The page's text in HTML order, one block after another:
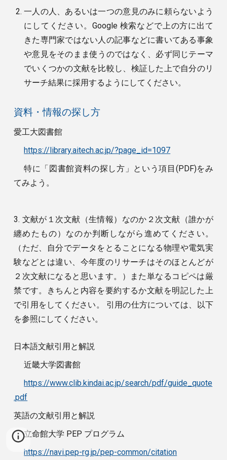
一人の人、あるいは一つの意見のみに頼らないよう
にしてください。Google 検索などで上の方に出て
きた専門家ではない人の記事などに書いてある事象
や意見をそのまま使うのではなく、必ず同じテーマ
でいくつかの文献を比較し、検証した上で自分のリ
サーチ結果に採用するようにしてください。
資料・情報の探し方
愛工大図書館
https://library.aitech.ac.jp/?page_id=1097
特に「図書館資料の探し方」という項目(PDF)をみ
てみよう。
3. 文献が１次文献（生情報）なのか２次文献（誰かが
纏めたもの）なのか判断しながら進めてください。
（ただ、自分でデータをとることになる物理や電気実
験などとは違い、今年度のリサーチはそのほとんどが
２次文献になると思います。）また単なるコピペは厳
禁です。きちんと内容を要約するか文献を明記した上
で引用をしてください。 引用の仕方については、以下
を参照にしてください。
日本語文献引用と解説
近畿大学図書館
https://www.clib.kindai.ac.jp/search/pdf/guide_quote
.pdf
英語の文献引用と解説
立命館大学 PEP プログラム
https://navi.pep-rg.jp/pep-common/citation